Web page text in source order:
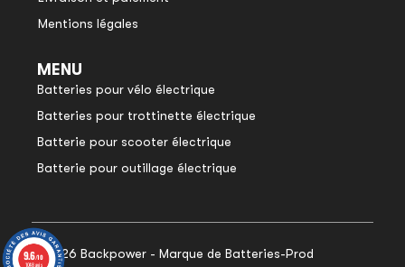
Mentions légales
MENU
Batteries pour vélo électrique
Batteries pour trottinette électrique
Batterie pour scooter électrique
Batterie pour outillage électrique
© 2026 Backpower - Marque de Batteries-Prod
9.6/10
1048 avis
9.6/10
1048 avis